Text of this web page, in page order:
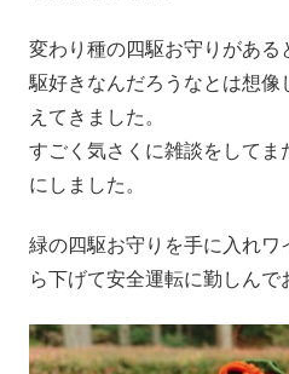
変わり種の四駆お守りがある
駆好きなんだろうなとは想像
えてきました。
すごく気さくに雑談をしてま
にしました。
緑の四駆お守りを手に入れワ
ら下げて安全運転に勤しんで